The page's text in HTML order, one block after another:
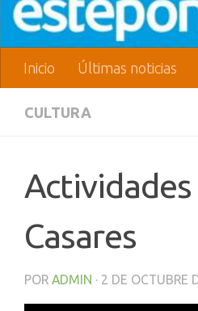
Inicio Últimas noticias
CULTURA
Casares
POR ADMIN · 2 DE OCTUBRE